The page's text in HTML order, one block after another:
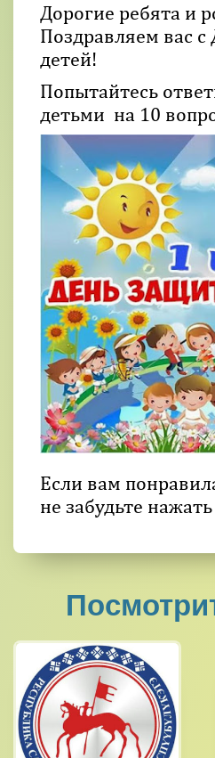
Дорогие ребята и
Поздравляем вас
детей!
Попытайтесь
детьми на 10
Если вам
не забудьте